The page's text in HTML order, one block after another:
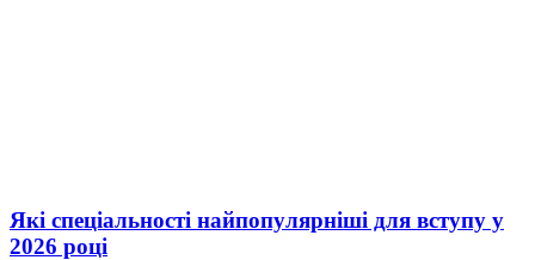
Які спеціальності найпопулярніші для вступу у
2026 році